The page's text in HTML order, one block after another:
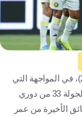
رونالدو
حقق النصر فوزًا ثمينًا على حساب الشباب بنتيجة (4-2)، في المواجهة التي
جمعت الفريقين مساء اليوم الثلاثاء، ضمن منافسات الجولة 33 من دوري
الأخيرة من عمر